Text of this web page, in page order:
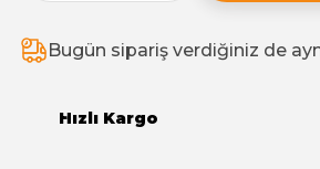
Bugün sipariş verdiğiniz de
Hızlı Kargo